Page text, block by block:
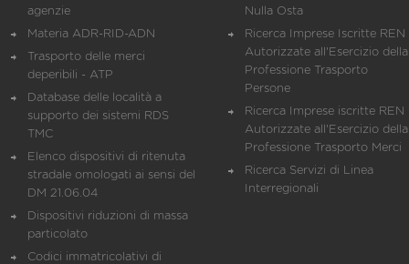
agenzie
Materia ADR-RID-ADN
Trasporto delle merci
deperibili - ATP
Database delle località a
supporto dei sistemi RDS
TMC
Elenco dispositivi di ritenuta
stradale omologati ai sensi del
DM 21.06.04
Dispositivi riduzioni di massa
particolato
Codici immatricolativi di
Nulla Osta
Ricerca Imprese Iscritte REN
Autorizzate all'Esercizio della
Professione Trasporto
Persone
Ricerca Imprese iscritte REN
Autorizzate all'Esercizio della
Professione Trasporto Merci
Ricerca Servizi di Linea
Interregionali